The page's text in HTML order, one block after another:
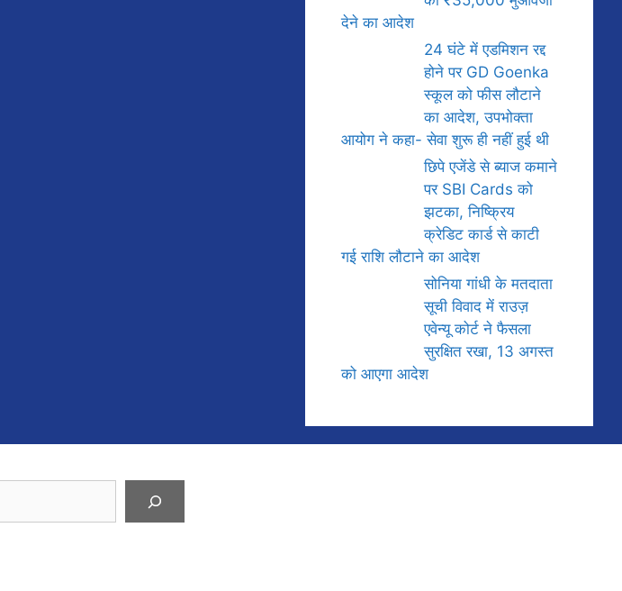
देने का आदेश
24 घंटे में एडमिशन रद्द
होने पर GD Goenka
स्कूल को फीस लौटाने
का आदेश, उपभोक्ता
आयोग ने कहा- सेवा शुरू ही नहीं हुई थी
छिपे एजेंडे से ब्याज कमाने
पर SBI Cards को
झटका, निष्क्रिय
क्रेडिट कार्ड से काटी
गई राशि लौटाने का आदेश
सोनिया गांधी के मतदाता
सूची विवाद में राउज़
एवेन्यू कोर्ट ने फैसला
सुरक्षित रखा, 13 अगस्त
को आएगा आदेश